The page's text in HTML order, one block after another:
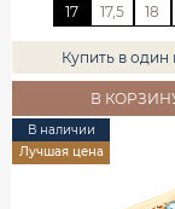
17
17,5 18
Купить в один
В
В наличии
Лучшая цена